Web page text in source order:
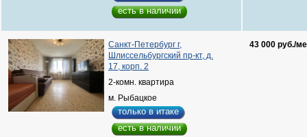
есть в наличии
Санкт-Петербург г,
Шлиссельбургский пр-кт, д.
17, корп. 2
2-комн. квартира
м. Рыбацкое
только в итаке
есть в наличии
43 000 руб./